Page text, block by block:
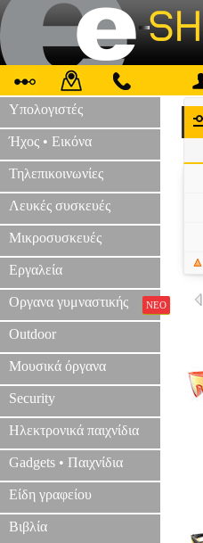
Υπολογιστές
Ήχος • Εικόνα
Τηλεπικοινωνίες
Λευκές συσκευές
Μικροσυσκευές
Εργαλεία
Οργανα γυμναστικής ΝΕΟ
Outdoor
Μουσικά όργανα
Security
Ηλεκτρονικά παιχνίδια
Gadgets • Παιχνίδια
Είδη γραφείου
Βιβλία